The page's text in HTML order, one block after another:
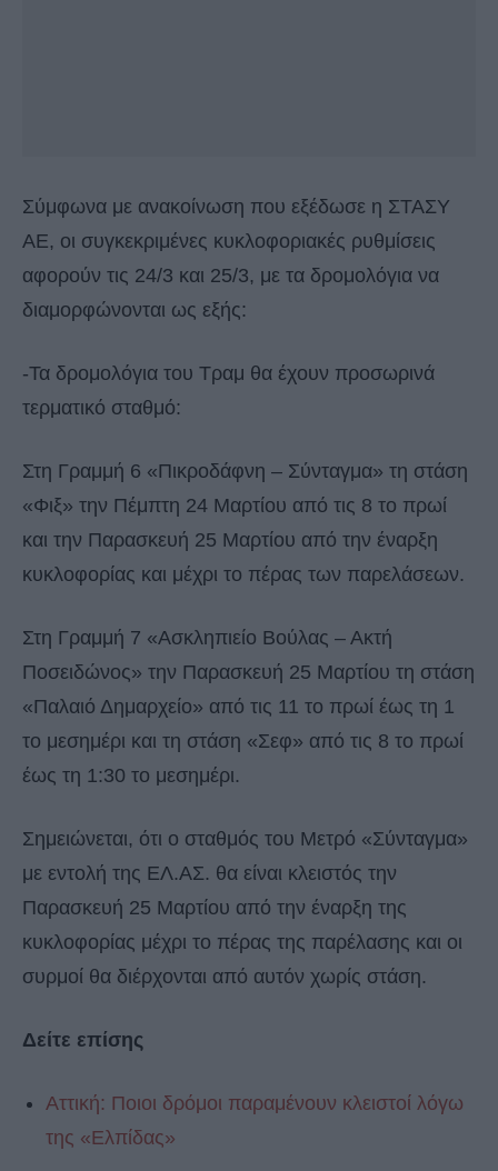
Σύμφωνα με ανακοίνωση που εξέδωσε η ΣΤΑΣΥ
ΑΕ, οι συγκεκριμένες κυκλοφοριακές ρυθμίσεις
αφορούν τις 24/3 και 25/3, με τα δρομολόγια να
διαμορφώνονται ως εξής:
-Τα δρομολόγια του Τραμ θα έχουν προσωρινά
τερματικό σταθμό:
Στη Γραμμή 6 «Πικροδάφνη – Σύνταγμα» τη στάση
«Φιξ» την Πέμπτη 24 Μαρτίου από τις 8 το πρωί
και την Παρασκευή 25 Μαρτίου από την έναρξη
κυκλοφορίας και μέχρι το πέρας των παρελάσεων.
Στη Γραμμή 7 «Ασκληπιείο Βούλας – Ακτή
Ποσειδώνος» την Παρασκευή 25 Μαρτίου τη στάση
«Παλαιό Δημαρχείο» από τις 11 το πρωί έως τη 1
το μεσημέρι και τη στάση «Σεφ» από τις 8 το πρωί
έως τη 1:30 το μεσημέρι.
Σημειώνεται, ότι ο σταθμός του Μετρό «Σύνταγμα»
με εντολή της ΕΛ.ΑΣ. θα είναι κλειστός την
Παρασκευή 25 Μαρτίου από την έναρξη της
κυκλοφορίας μέχρι το πέρας της παρέλασης και οι
συρμοί θα διέρχονται από αυτόν χωρίς στάση.
Δείτε επίσης
Αττική: Ποιοι δρόμοι παραμένουν κλειστοί λόγω
της «Ελπίδας»